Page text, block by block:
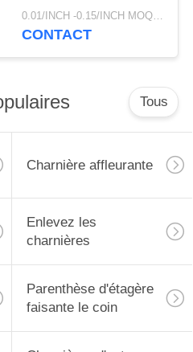
glissières de tiroir de
fin de doux d'OEM
0.01/INCH -0.15/INCH MOQ:paire de 1000
CONTACT
Tous
Charnière affleurante
Enlevez les
charnières
Parenthèse d'étagère
faisante le coin